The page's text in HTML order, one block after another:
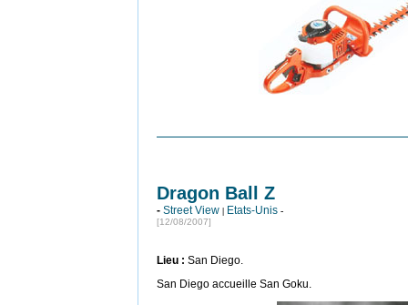
Dragon Ball Z
- Street View | Etats-Unis -
[12/08/2007]
Lieu : San Diego.
San Diego accueille San Goku.